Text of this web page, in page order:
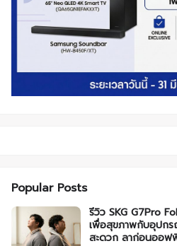
Popular Posts
รีวิว SKG G7Pro
เพื่อสุขภาพกับอุปก
สะดวก ลาก่อนออฟ